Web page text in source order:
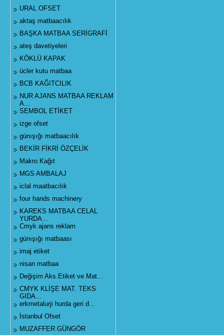
URAL OFSET
aktaş matbaacılık
BAŞKA MATBAA SERİGRAFİ
ateş davetiyeleri
KÖKLÜ KAPAK
ücler kutu matbaa
BCB KAĞITCILIK
NUR AJANS MATBAA REKLAM
A...
SEMBOL ETİKET
izge ofset
günışığı matbaacılık
BEKİR FİKRİ ÖZÇELİK
Makro Kağıt
MGS AMBALAJ
iclal maatbacılık
four hands machinery
KAREKS MATBAA CELAL
YURDA...
Cmyk ajans reklam
günışığı matbaası
imaj etiket
nisan matbaa
Değişim Aks.Etiket ve Mat...
CMYK KLİŞE MAT. TEKS
GIDA...
erkmetalurji hurda geri d...
İstanbul Ofset
MUZAFFER GÜNGÖR